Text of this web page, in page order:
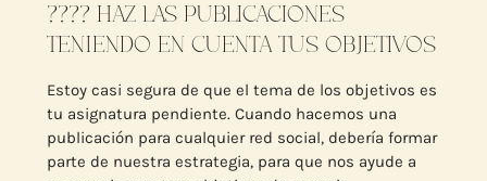
???? HAZ LAS PUBLICACIONES
TENIENDO EN CUENTA TUS OBJETIVOS
Estoy casi segura de que el tema de los objetivos es
tu asignatura pendiente. Cuando hacemos una
publicación para cualquier red social, debería formar
parte de nuestra estrategia, para que nos ayude a